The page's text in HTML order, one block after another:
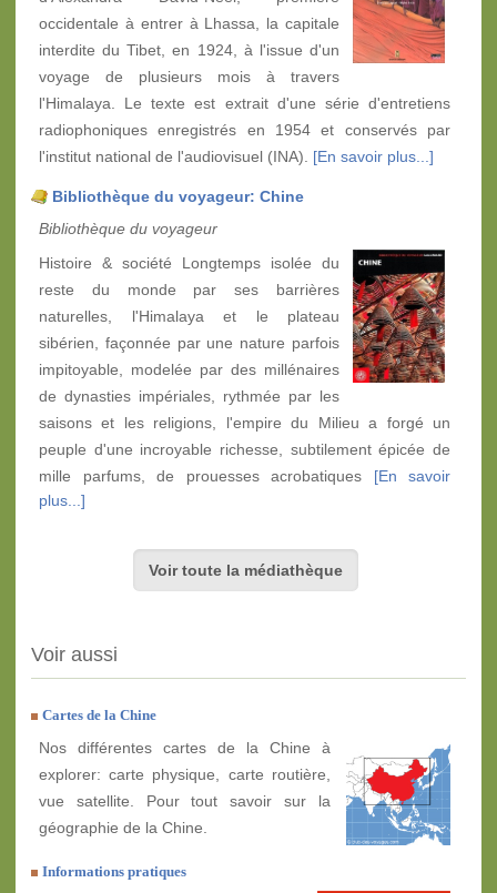
occidentale à entrer à Lhassa, la capitale
interdite du Tibet, en 1924, à l'issue d'un
voyage de plusieurs mois à travers
l'Himalaya. Le texte est extrait d'une série d'entretiens
radiophoniques enregistrés en 1954 et conservés par
l'institut national de l'audiovisuel (INA). [En savoir plus...]
Bibliothèque du voyageur: Chine
Bibliothèque du voyageur
Histoire & société Longtemps isolée du
reste du monde par ses barrières
naturelles, l'Himalaya et le plateau
sibérien, façonnée par une nature parfois
impitoyable, modelée par des millénaires
de dynasties impériales, rythmée par les
saisons et les religions, l'empire du Milieu a forgé un
peuple d'une incroyable richesse, subtilement épicée de
mille parfums, de prouesses acrobatiques [En savoir
plus...]
Voir toute la médiathèque
Voir aussi
Cartes de la Chine
Nos différentes cartes de la Chine à
explorer: carte physique, carte routière,
vue satellite. Pour tout savoir sur la
géographie de la Chine.
Informations pratiques